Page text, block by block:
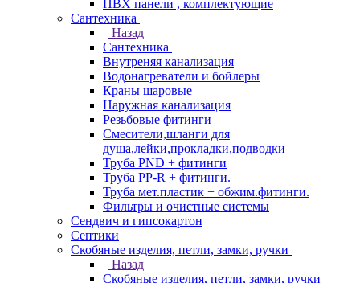
ПВХ панели , комплектующие
Сантехника
Назад
Сантехника
Внутреняя канализация
Водонагреватели и бойлеры
Краны шаровые
Наружная канализация
Резьбовые фитинги
Смесители,шланги для
душа,лейки,прокладки,подводки
Труба PND + фитинги
Труба PP-R + фитинги.
Труба мет.пластик + обжим.фитинги.
Фильтры и очистные системы
Сендвич и гипсокартон
Септики
Скобяные изделия, петли, замки, ручки
Назад
Скобяные изделия, петли, замки, ручки